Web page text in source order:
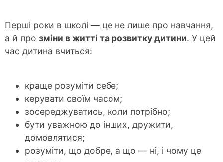
Перші роки в школі — це не лише про навчання,
а й про зміни в житті та розвитку дитини. У цей
час дитина вчиться:
краще розуміти себе;
керувати своїм часом;
зосереджуватись, коли потрібно;
бути уважною до інших, дружити,
домовлятися;
розуміти, що добре, а що — ні, і чому це